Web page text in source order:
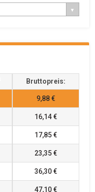
Bruttopreis:
9,88 €
16,14 €
17,85 €
23,35 €
36,30 €
47,10 €